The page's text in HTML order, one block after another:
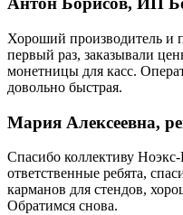
Хороший производитель и
первый раз, заказывали
монетницы для касс.
довольно быстрая.
Мария Алексеевна,
Спасибо коллективу
ответственные ребята,
карманов для стендов,
Обратимся снова.